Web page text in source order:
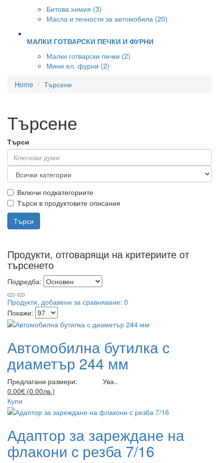
Битова химия (3)
Масла и течности за автомобила (20)
МАЛКИ ГОТВАРСКИ ПЕЧКИ И ФУРНИ
Малки готварски печки (2)
Мини ел. фурни (2)
Home
Търсене
Търсене
Търси
Включи подкатегориите
Търси в продуктовите описания
Продукти, отговарящи на критериите от
търсенето
Подредба:
Продукти, добавени за сравняване: 0
Покажи:
Автомобилна бутилка с
диаметър 244 мм
Предлагани размери: Ува..
0.00€ (0.00лв.)
Купи
Адаптор за зареждане на
флакони с резба 7/16